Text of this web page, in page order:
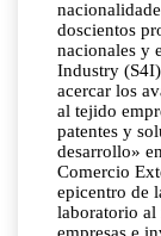
doscientos
nacionales y
Industry
acercar los
al tejido
patentes y
desarrollo»
Comercio
epicentro de
laboratorio al